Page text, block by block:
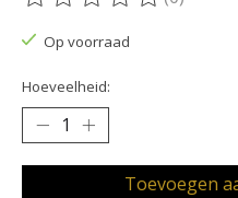
De beoordeling van dit
Op voorraad
Hoeveelheid:
Toevoegen